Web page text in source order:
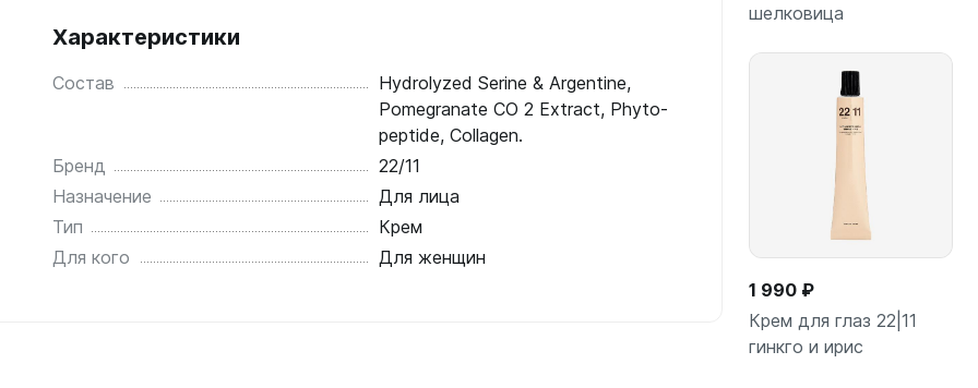
В корзину
шелковица
1 990 ₽
Крем для глаз 22|11
гинкго и ирис
Характеристики
Состав
Hydrolyzed Serine & Argentine,
Pomegranate CO 2 Extract, Phyto-
peptide, Collagen.
Бренд
22/11
Назначение
Для лица
Тип
Крем
Для кого
Для женщин